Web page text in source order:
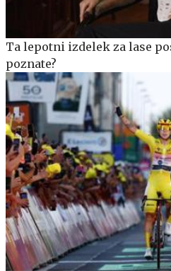
Ta lepotni izdelek za lase
poznate?